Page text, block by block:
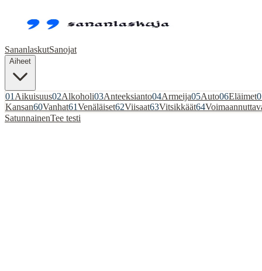
SananlaskutSanojat
Aiheet
01 Aikuisuus02Alkoholi03Anteeksianto04Armeija05Auto06Eläimet
Kansan60Vanhat61Venäläiset62Viisaat63Vitsikkäät64
SatunnainenTee testi